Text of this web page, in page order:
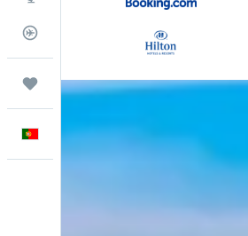
Monitorizador de voos
Trips
Português